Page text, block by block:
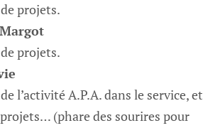
projets.
projets.
l’activité A.P.A. dans le service, et
(phare des sourires pour